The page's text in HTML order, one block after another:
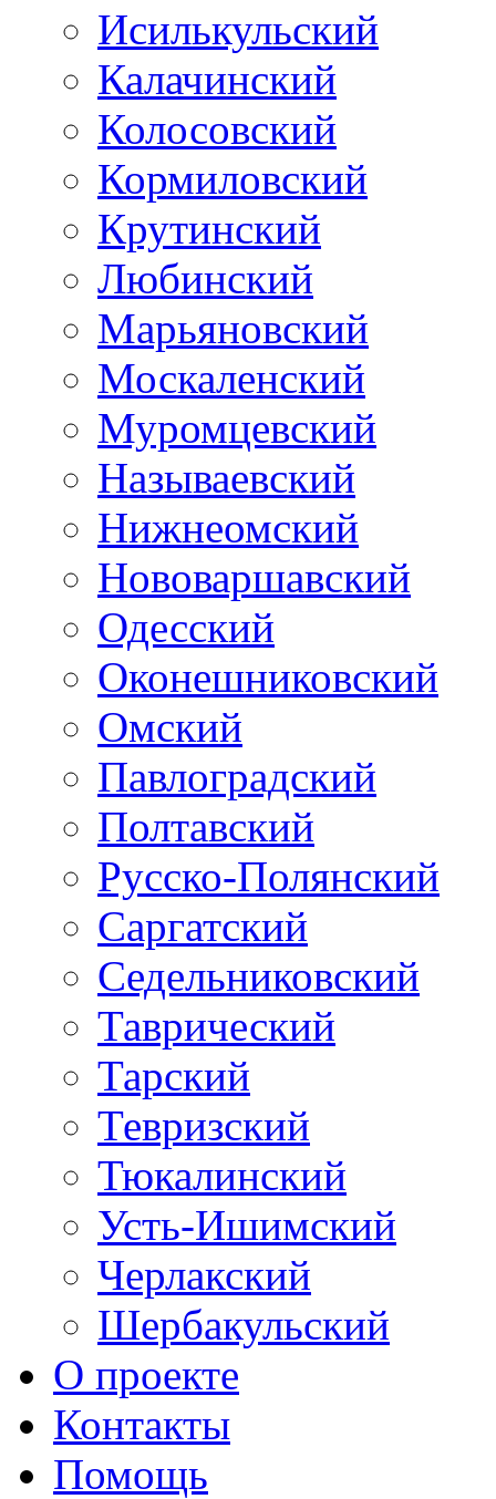
Исилькульский
Калачинский
Колосовский
Кормиловский
Крутинский
Любинский
Марьяновский
Москаленский
Муромцевский
Называевский
Нижнеомский
Нововаршавский
Одесский
Оконешниковский
Омский
Павлоградский
Полтавский
Русско-Полянский
Саргатский
Седельниковский
Таврический
Тарский
Тевризский
Тюкалинский
Усть-Ишимский
Черлакский
Шербакульский
О проекте
Контакты
Помощь